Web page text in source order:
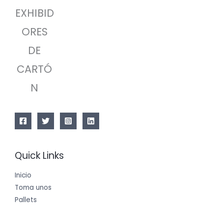
EXHIBID
ORES
DE
CARTÓ
N
Quick Links
Inicio
Toma unos
Pallets